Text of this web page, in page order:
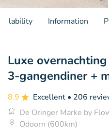
Information
Luxe
3-gangendiner +
8.9 Excellent • 206
De Oringer Marke by
Odoorn (600km)